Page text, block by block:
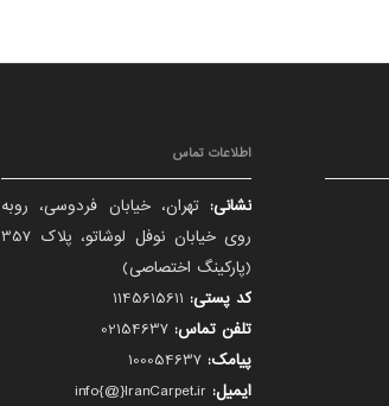
اطلاعات تماس
نشانی: تهران، خیابان فردوسی، روبه
روی خیابان نوفل لوشاتو، پلاک 357
(پارکینگ اختصاصی)
کد پستی:
تلفن تماس:
پیامک:
ایمیل: